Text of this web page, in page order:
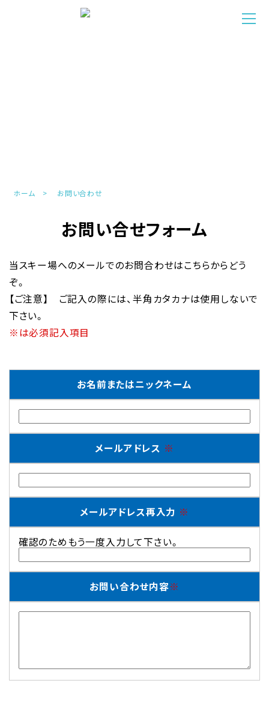
ホーム お問い合わせ
お問い合せフォーム
当スキー場へのメールでのお問合わせはこちらからどう
ぞ。
【ご注意】 ご記入の際には、半角カタカナは使用しないで
下さい。
※は必須記入項目
お名前またはニックネーム
メールアドレス ※
メールアドレス再入力 ※
確認のためもう一度入力して下さい。
お問い合わせ内容※